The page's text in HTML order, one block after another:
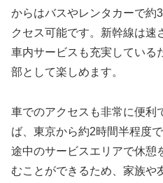
からはバスやレンタカーで約
クセス可能です。新幹線は速
車内サービスも充実している
部として楽しめます。
車でのアクセスも非常に便利
ば、東京から約2時間半程度
途中のサービスエリアで休憩
むことができるため、家族や